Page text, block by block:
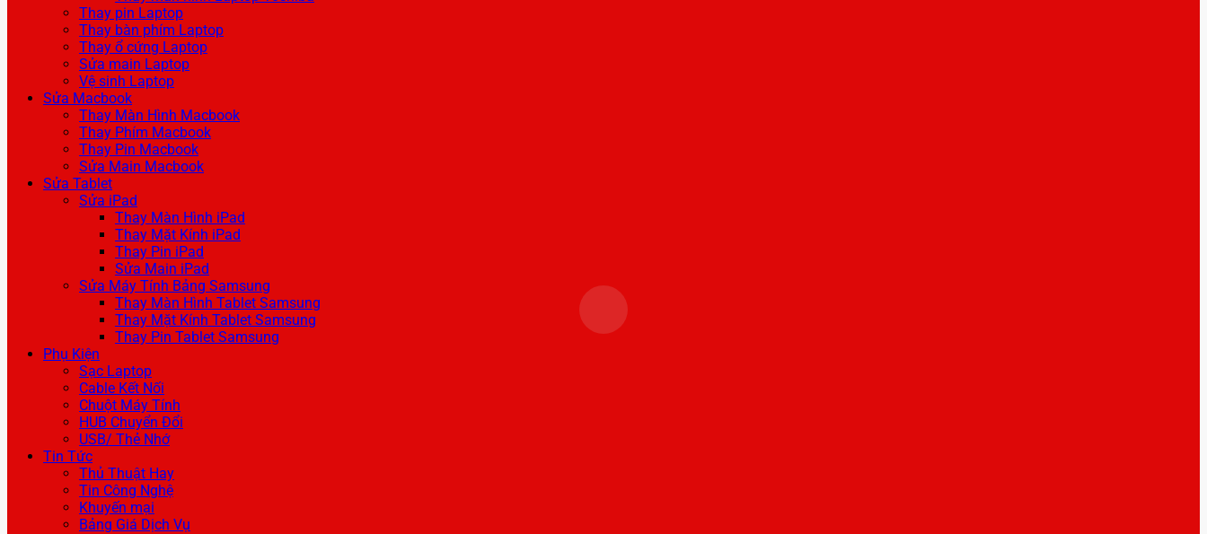
Thay pin Laptop
Thay bàn phím Laptop
Thay ổ cứng Laptop
Sửa main Laptop
Vệ sinh Laptop
Sửa Macbook
Thay Màn Hình Macbook
Thay Phím Macbook
Thay Pin Macbook
Sửa Main Macbook
Sửa Tablet
Sửa iPad
Thay Màn Hình iPad
Thay Mặt Kính iPad
Thay Pin iPad
Sửa Main iPad
Sửa Máy Tính Bảng Samsung
Thay Màn Hình Tablet Samsung
Thay Mặt Kính Tablet Samsung
Thay Pin Tablet Samsung
Phụ Kiện
Sạc Laptop
Cable Kết Nối
Chuột Máy Tính
HUB Chuyển Đổi
USB/ Thẻ Nhớ
Tin Tức
Thủ Thuật Hay
Tin Công Nghệ
Khuyến mại
Bảng Giá Dịch Vụ